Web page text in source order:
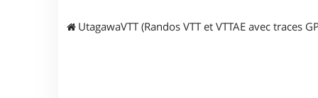
UtagawaVTT (Randos VTT et VTTAE avec traces